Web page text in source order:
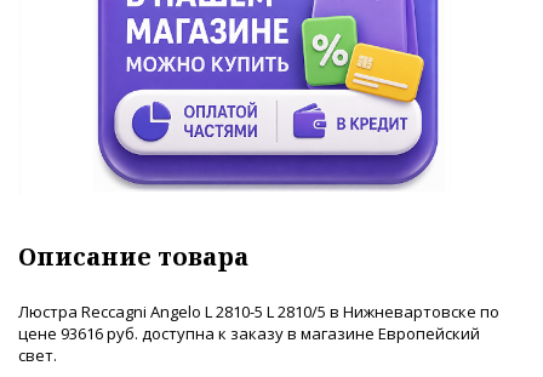
Описание товара
Люстра Reccagni Angelo L 2810-5 L 2810/5 в Нижневартовске по
цене 93616 руб. доступна к заказу в магазине Европейский
свет.